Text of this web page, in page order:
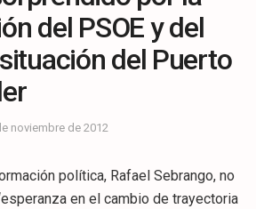
del PSOE y del
del Puerto
noviembre de 2012
política, Rafael Sebrango, no
en el cambio de trayectoria